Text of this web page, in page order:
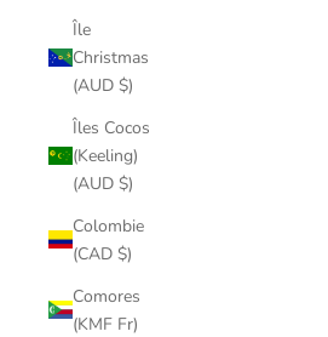
Île
Christmas
(AUD $)
Îles Cocos
(Keeling)
(AUD $)
Colombie
(CAD $)
Comores
(KMF Fr)